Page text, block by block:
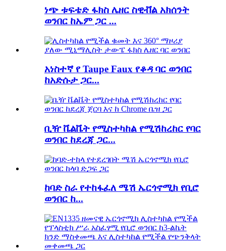
ነጭ ቱፍቴድ ፋክስ ሌዘር ስዊቭል አክሰንት
ወንበር ከኤም ጋር ...
አነስተኛ የ Taupe Faux የቆዳ ባር ወንበር
ከአድሱታ ጋር...
ቢዥ ቬልቬት የሚስተካከል የሚሽከረከር የባር
ወንበር ከደረጃ ጋር...
ከባድ ስራ የተከፋፈለ ሜሽ ኤርጎኖሚክ የቢሮ
ወንበር ከ...